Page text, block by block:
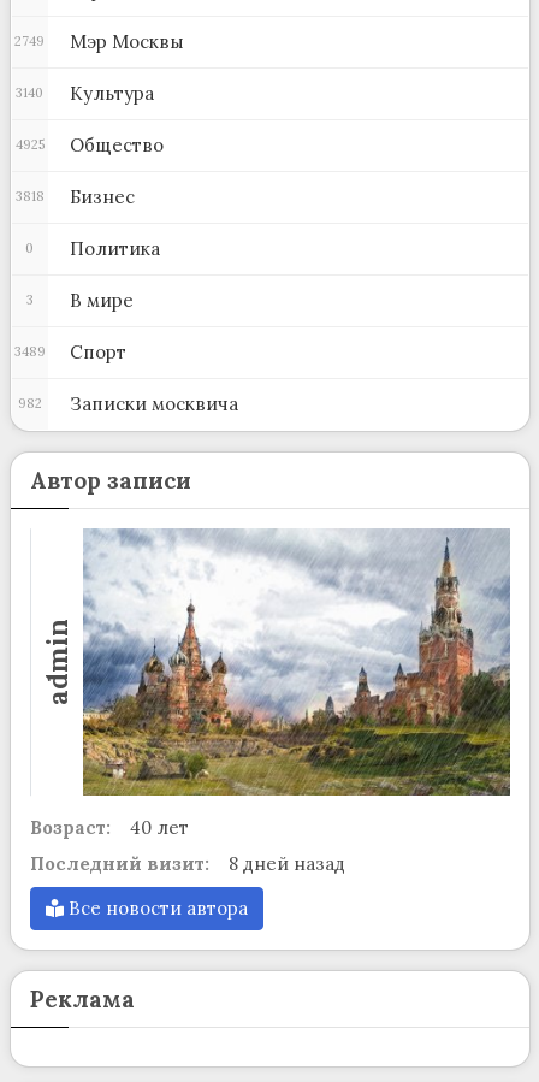
Мэр Москвы
2749
Культура
3140
Общество
4925
Бизнес
3818
Политика
0
В мире
3
Спорт
3489
Записки москвича
982
Автор записи
admin
Возраст:
40 лет
Последний визит:
8 дней назад
Все новости автора
Реклама